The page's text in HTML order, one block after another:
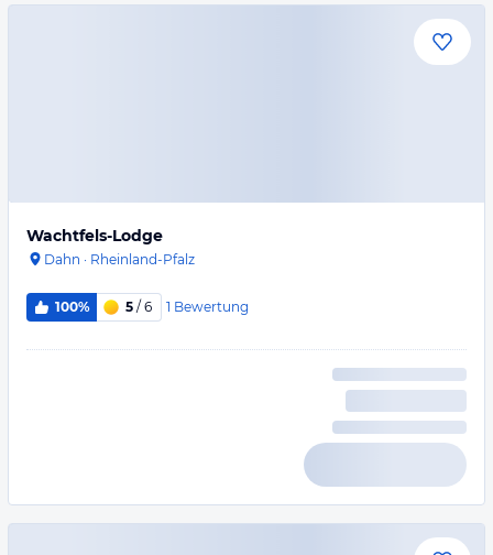
Wachtfels-Lodge
Dahn · Rheinland-Pfalz
100% 5 / 6 1 Bewertung